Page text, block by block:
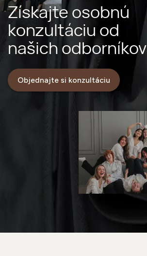
Získajte osobnú
konzultáciu od
našich odborníkov
Objednajte si konzultáciu